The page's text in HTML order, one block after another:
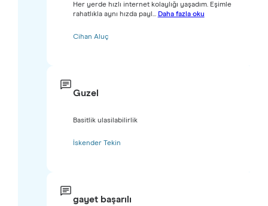
Her yerde hızlı internet kolaylığı yaşadım. Eşimle
rahatlıkla aynı hızda payl... Daha fazla oku
Cihan Aluç
Guzel
Basitlik ulasilabilirlik
İskender Tekin
gayet başarılı